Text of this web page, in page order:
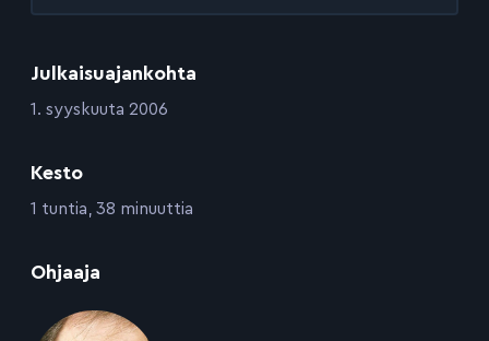
Julkaisuajankohta
:1. syyskuuta 2006
Kesto
:1 tuntia, 38 minuuttia
Ohjaaja